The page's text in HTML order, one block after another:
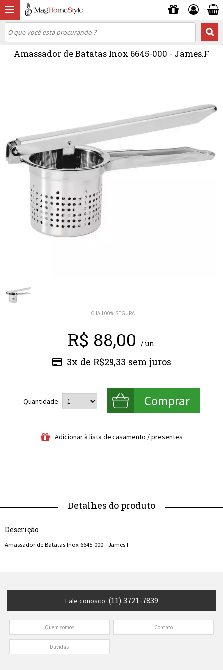
Amassador de Batatas Inox 6645-000 - James.F
R$ 88,00 / un.
3x de R$29,33
Quantidade:
Descrição
Amassador de Batatas Inox 6645-000 - James.F
Fale conosco: (11) 3721-7839
Quem somos Contato
Dúvidas